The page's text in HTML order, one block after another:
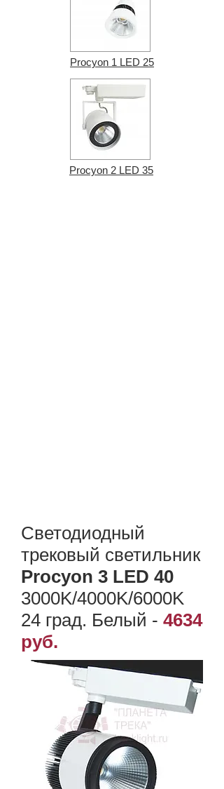
Procyon 1 LED 25
Procyon 2 LED 35
Светодиодный
трековый светильник
Procyon 3 LED 40
3000K/4000K/6000K
24 град. Белый - 4634
руб.